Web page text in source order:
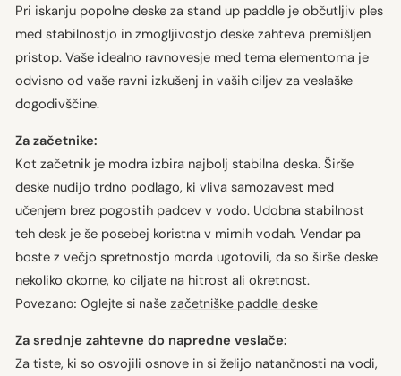
Pri iskanju popolne deske za stand up paddle je občutljiv ples
med stabilnostjo in zmogljivostjo deske zahteva premišljen
pristop. Vaše idealno ravnovesje med tema elementoma je
odvisno od vaše ravni izkušenj in vaših ciljev za veslaške
dogodivščine.
Za začetnike:
Kot začetnik je modra izbira najbolj stabilna deska. Širše
deske nudijo trdno podlago, ki vliva samozavest med
učenjem brez pogostih padcev v vodo. Udobna stabilnost
teh desk je še posebej koristna v mirnih vodah. Vendar pa
boste z večjo spretnostjo morda ugotovili, da so širše deske
nekoliko okorne, ko ciljate na hitrost ali okretnost.
Povezano: Oglejte si naše začetniške paddle deske
Za srednje zahtevne do napredne veslače:
Za tiste, ki so osvojili osnove in si želijo natančnosti na vodi,